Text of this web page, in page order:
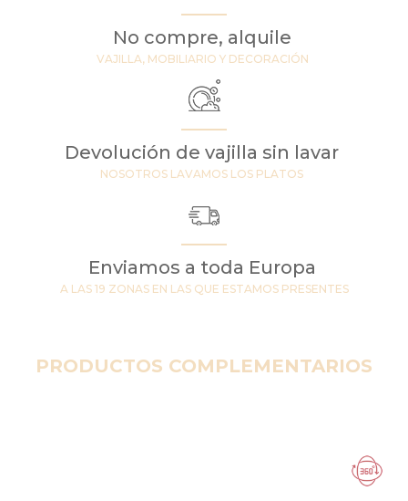
No compre, alquile
VAJILLA, MOBILIARIO Y DECORACIÓN
Devolución de vajilla sin lavar
NOSOTROS LAVAMOS LOS PLATOS
Enviamos a toda Europa
A LAS 19 ZONAS EN LAS QUE ESTAMOS PRESENTES
PRODUCTOS COMPLEMENTARIOS